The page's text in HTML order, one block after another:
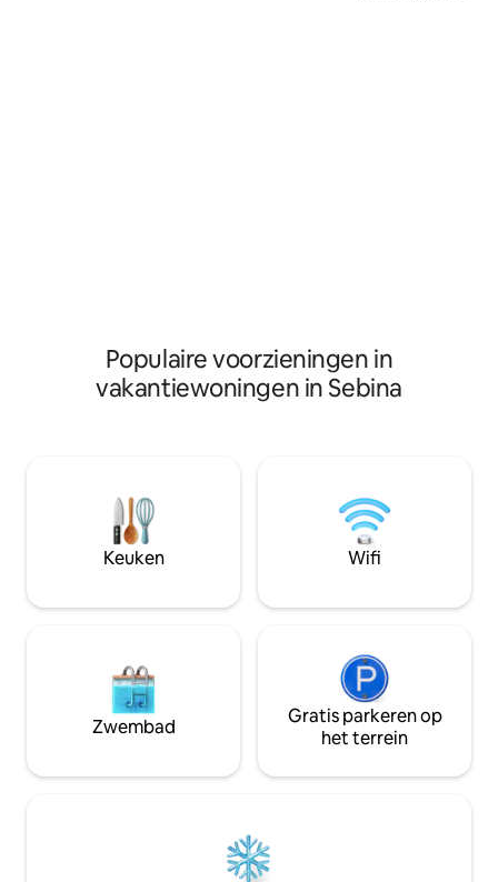
Populaire voorzieningen in
vakantiewoningen in Sebina
Keuken Wifi
Zwembad
Gratis parkeren op
het terrein